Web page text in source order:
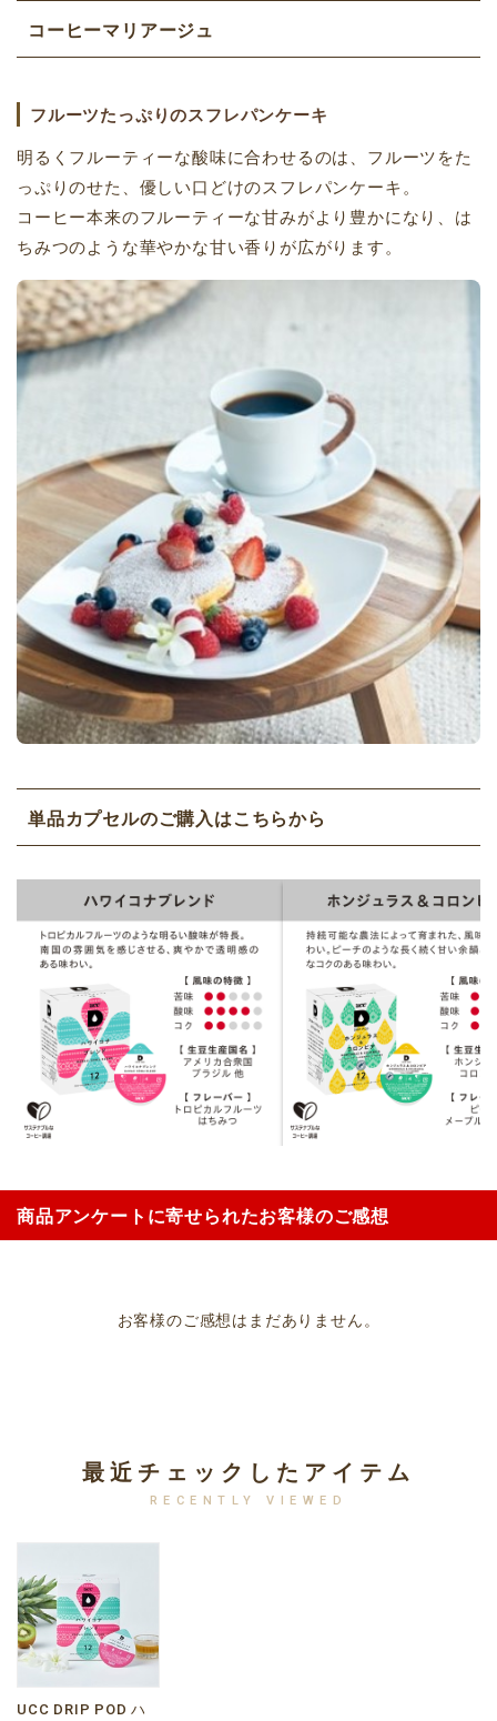
コーヒーマリアージュ
フルーツたっぷりのスフレパンケーキ
明るくフルーティーな酸味に合わせるのは、フルーツをた
っぷりのせた、優しい口どけのスフレパンケーキ。
コーヒー本来のフルーティーな甘みがより豊かになり、は
ちみつのような華やかな甘い香りが広がります。
単品カプセルのご購入はこちらから
商品アンケートに寄せられたお客様のご感想
お客様のご感想はまだありません。
最近チェックしたアイテム
RECENTLY VIEWED
UCC DRIP POD ハ